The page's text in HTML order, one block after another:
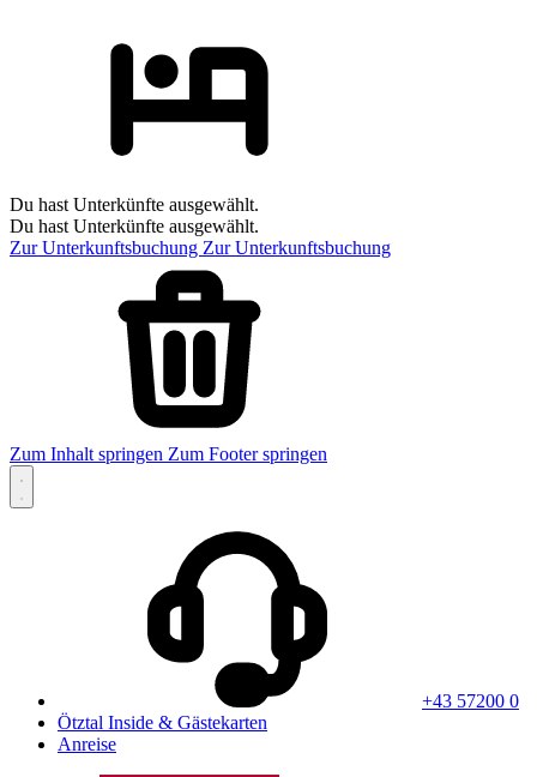
Du hast Unterkünfte ausgewählt.
Du hast Unterkünfte ausgewählt.
Zur Unterkunftsbuchung Zur Unterkunftsbuchung
Zum Inhalt springen Zum Footer springen
+43 57200 0
Ötztal Inside & Gästekarten
Anreise